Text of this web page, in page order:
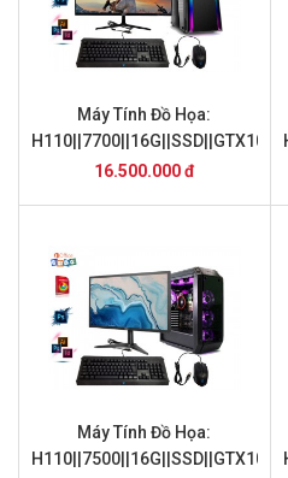
Máy Tính Đồ Họa:
16.500.000 đ
Máy Tính Đồ Họa: